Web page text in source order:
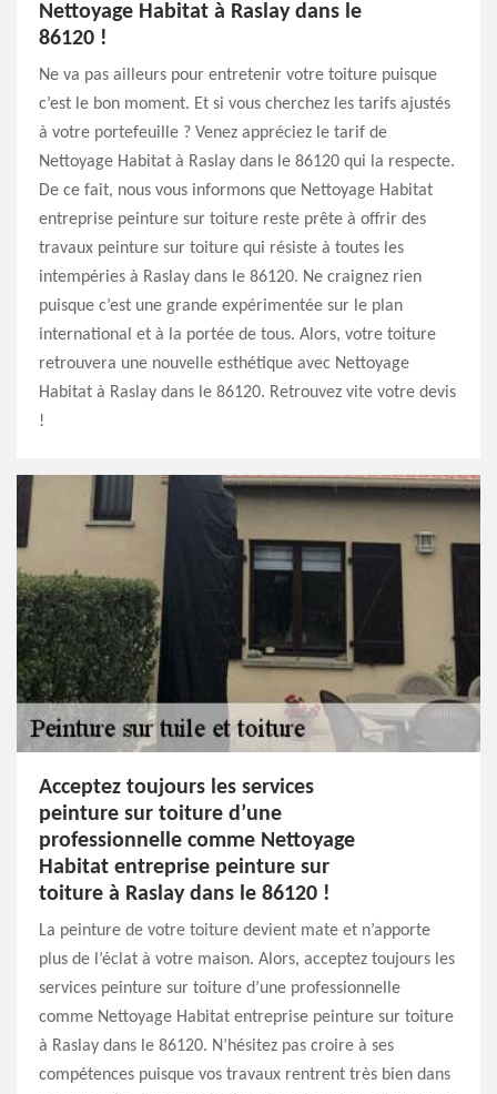
Nettoyage Habitat à Raslay dans le
86120 !
Ne va pas ailleurs pour entretenir votre toiture puisque
c’est le bon moment. Et si vous cherchez les tarifs ajustés
à votre portefeuille ? Venez appréciez le tarif de
Nettoyage Habitat à Raslay dans le 86120 qui la respecte.
De ce fait, nous vous informons que Nettoyage Habitat
entreprise peinture sur toiture reste prête à offrir des
travaux peinture sur toiture qui résiste à toutes les
intempéries à Raslay dans le 86120. Ne craignez rien
puisque c’est une grande expérimentée sur le plan
international et à la portée de tous. Alors, votre toiture
retrouvera une nouvelle esthétique avec Nettoyage
Habitat à Raslay dans le 86120. Retrouvez vite votre devis
!
Acceptez toujours les services
peinture sur toiture d’une
professionnelle comme Nettoyage
Habitat entreprise peinture sur
toiture à Raslay dans le 86120 !
La peinture de votre toiture devient mate et n’apporte
plus de l’éclat à votre maison. Alors, acceptez toujours les
services peinture sur toiture d’une professionnelle
comme Nettoyage Habitat entreprise peinture sur toiture
à Raslay dans le 86120. N’hésitez pas croire à ses
compétences puisque vos travaux rentrent très bien dans